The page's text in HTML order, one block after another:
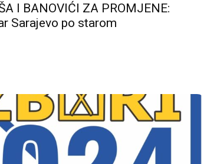
I BANOVIĆI ZA PROMJENE:
Sarajevo po starom